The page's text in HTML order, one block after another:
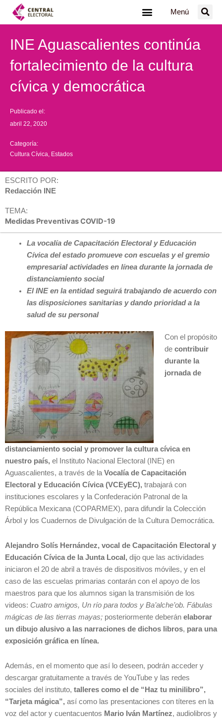
Menú
INE Aguascalientes continúa
fortalecimiento de la cultura
cívica y democrática
Publicado el:
abril 22, 2020
Categoría:
Cultura Cívica Estados
ESCRITO POR:
Redacción INE
TEMA:
Medidas Preventivas COVID-19
La vocalía de Capacitación Electoral y Educación
Cívica del estado promueve con escuelas y el gremio
empresarial actividades en línea durante la jornada de
distanciamiento social
El INE en la entidad seguirá trabajando de acuerdo con
las disposiciones sanitarias y dando prioridad a la
salud de su personal
Con el propósito
de contribuir
durante la
jornada de
distanciamiento social y promover la cultura cívica en
nuestro país, el Instituto Nacional Electoral (INE) en
Aguascalientes, a través de laVocalía de Capacitación
Electoral y Educación Cívica (VCEyEC), trabajará con
instituciones escolares y la Confederación Patronal de la
República Mexicana (COPARMEX), para difundir la Colección
Árbol y los Cuadernos de Divulgación de la Cultura Democrática.
Alejandro Solís Hernández, vocal de Capacitación Electoral y
Educación Cívica de la Junta Local, dijo que las actividades
iniciaron el 20 de abril a través de dispositivos móviles, y en el
caso de las escuelas primarias contarán con el apoyo de los
maestros para que los alumnos sigan la transmisión de los
videos: Cuatro amigos, Un río para todos y Ba’alche’ob. Fábulas
mágicas de las tierras mayas; posteriormente deberán elaborar
un dibujo alusivo a las narraciones de dichos libros, para una
exposición gráfica en línea.
Además, en el momento que así lo deseen, podrán acceder y
descargar gratuitamente a través de YouTube y las redes
sociales del instituto, talleres como el de “Haz tu minilibro”,
“Tarjeta mágica”, así como las presentaciones con títeres en la
voz del actor y cuentacuentos Mario Iván Martínez, audiolibros y